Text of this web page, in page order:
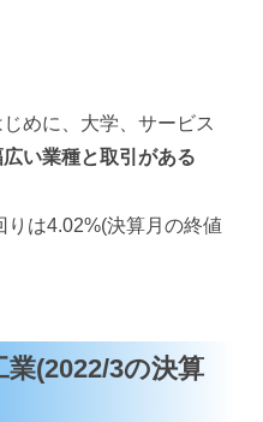
めに、大学、サービス
広い業種と取引がある
りは4.02%(決算月の終値
業(2022/3の決算